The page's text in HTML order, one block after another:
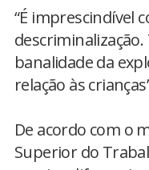
“É imprescindível
banalidade da
relação às
De acordo com o
Superior do